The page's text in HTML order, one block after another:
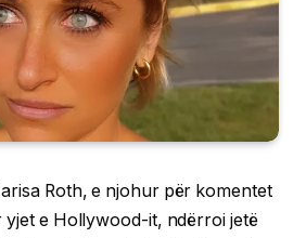
Roth, e njohur për komentet
yjet e Hollywood-it, ndërroi jetë